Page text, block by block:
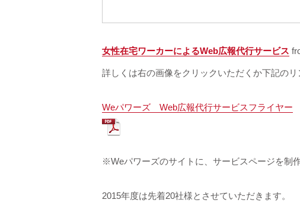
女性在宅ワーカーによるWeb広報代行サービス
詳しくは右の画像をクリックいただくか下記の
Weパワーズ Web広報代行サービスフライヤー
※Weパワーズのサイトに、サービスページを制作
2015年度は先着20社様とさせていただきます。